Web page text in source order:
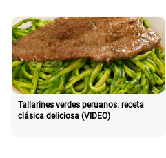
Tallarines verdes peruanos: receta
clásica deliciosa (VIDEO)